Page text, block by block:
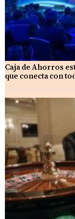
Caja de Ahorros
que conecta con